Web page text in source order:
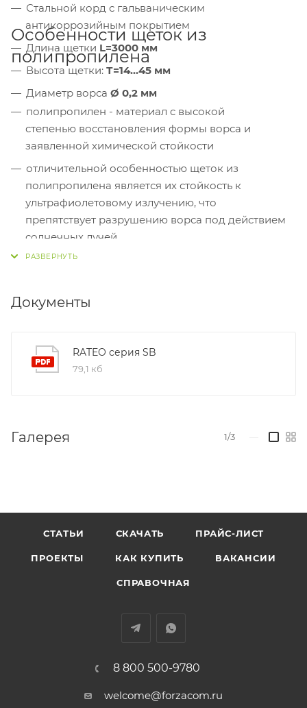
Стальной корд с гальваническим
антикоррозийным покрытием
Длина щетки L=3000 мм
Высота щетки: Т=14...45 мм
Диаметр ворса Ø 0,2 мм
Особенности щеток из
полипропилена
полипропилен - материал c высокой
степенью восстановления формы ворса и
заявленной химической стойкости
отличительной особенностью щеток из
полипропилена является их стойкость к
ультрафиолетовому излучению, что
препятствует разрушению ворса под действием
солнечных лучей
полипропилен обладает исключительной
водой
Документы
RATEO серия SB
79,1 кб
Галерея 1/3
СТАТЬИ СКАЧАТЬ ПРАЙС-ЛИСТ
ПРОЕКТЫ КАК КУПИТЬ ВАКАНСИИ
СПРАВОЧНАЯ
8 800 500-9780
welcome@forzacom.ru